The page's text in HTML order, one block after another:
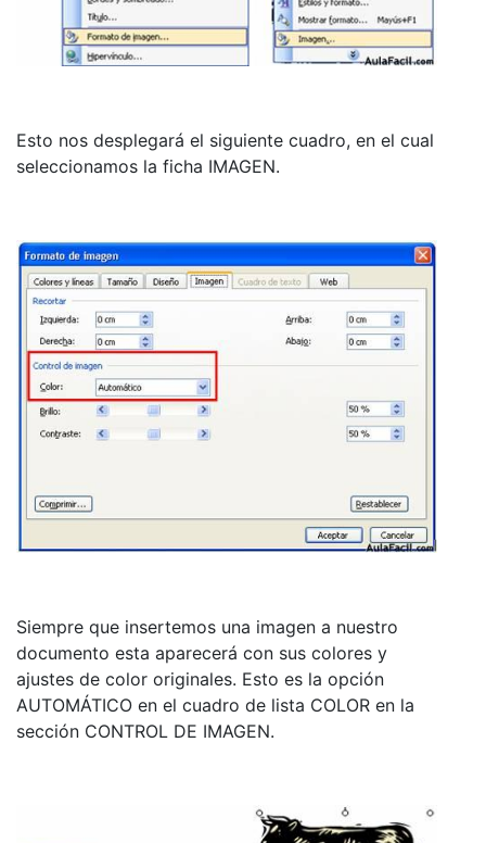
Esto nos desplegará el siguiente cuadro, en el cual
seleccionamos la ficha IMAGEN.
Siempre que insertemos una imagen a nuestro
documento esta aparecerá con sus colores y
ajustes de color originales. Esto es la opción
AUTOMÁTICO en el cuadro de lista COLOR en la
sección CONTROL DE IMAGEN.